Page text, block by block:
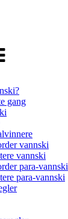
gang
vannski
vannski
para-vannski
para-vannski